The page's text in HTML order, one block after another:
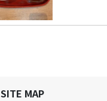
SITE MAP